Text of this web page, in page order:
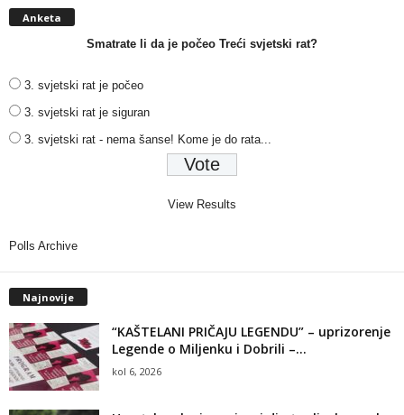
Anketa
Smatrate li da je počeo Treći svjetski rat?
3. svjetski rat je počeo
3. svjetski rat je siguran
3. svjetski rat - nema šanse! Kome je do rata...
View Results
Polls Archive
Najnovije
“KAŠTELANI PRIČAJU LEGENDU” – uprizorenje
Legende o Miljenku i Dobrili –...
kol 6, 2026